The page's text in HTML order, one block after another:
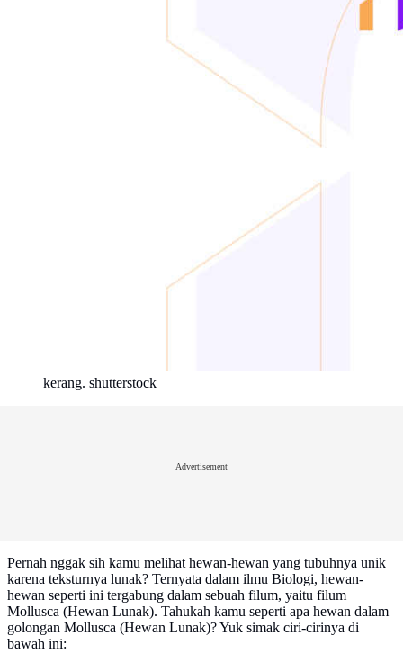
kerang. shutterstock
Advertisement
Pernah nggak sih kamu melihat hewan-hewan yang tubuhnya unik
karena teksturnya lunak? Ternyata dalam ilmu Biologi, hewan-
hewan seperti ini tergabung dalam sebuah filum, yaitu filum
Mollusca (Hewan Lunak). Tahukah kamu seperti apa hewan dalam
golongan Mollusca (Hewan Lunak)? Yuk simak ciri-cirinya di
bawah ini: